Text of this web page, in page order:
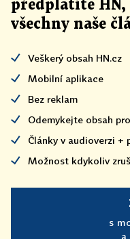
předplatíte HN,
všechny naše
Veškerý obsah HN.cz
Mobilní aplikace
Bez reklam
Odemykejte obsah
Články v audioverzi +
Možnost kdykoliv
s
a